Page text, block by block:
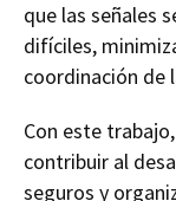
que las señales
difíciles,
coordinación de
Con este
contribuir al
seguros y